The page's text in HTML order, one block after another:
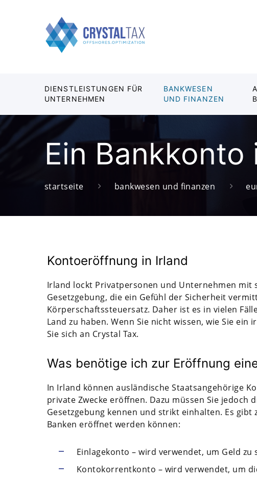
DIENSTLEISTUNGEN FÜR
UNTERNEHMEN
BANKWESEN
UND FINANZEN
Ein
startseite bankwesen und finanzen
Kontoeröffnung in Irland
Irland lockt Privatpersonen und Unternehmen
Gesetzgebung, die ein Gefühl der Sicherheit
Körperschaftssteuersatz. Daher ist es in vielen
Land zu haben. Wenn Sie nicht wissen, wie Sie
Sie sich an Crystal Tax.
Was benötige ich zur Eröffnung
In Irland können ausländische Staatsangehörige
private Zwecke eröffnen. Dazu müssen Sie jedoch
Gesetzgebung kennen und strikt einhalten. Es
Banken eröffnet werden können:
Einlagekonto – wird verwendet, um Geld
Kontokorrentkonto – wird verwendet, um